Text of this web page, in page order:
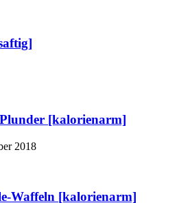
[kalorienarm]
2018
Waffeln [kalorienarm]